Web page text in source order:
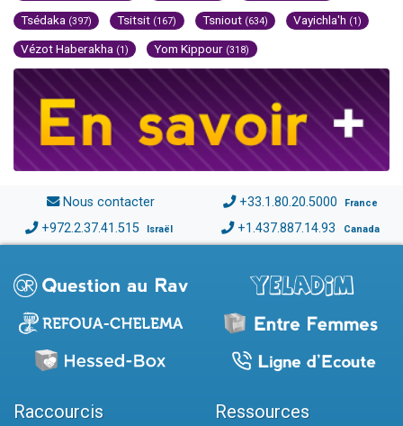
Tsédaka (397) Tsitsit (167) Tsniout (634) Vayichla'h (1)
Vézot Haberakha (1) Yom Kippour (318)
Nous contacter +33.1.80.20.5000 France
+972.2.37.41.515 Israël +1.437.887.14.93 Canada
Raccourcis Ressources